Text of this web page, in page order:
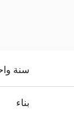
سنة
بناء